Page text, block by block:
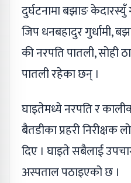
दुर्घटनामा बझाङ केदारस्युँ
जिप धनबहादुर गुर्धामी,
की नरपति पातली, सोही
पातली रहेका छन् ।
घाइतेमध्ये नरपति र
बैतडीका प्रहरी निरीक्षक
दिए । घाइते सबैलाई
अस्पताल पठाइएको छ ।